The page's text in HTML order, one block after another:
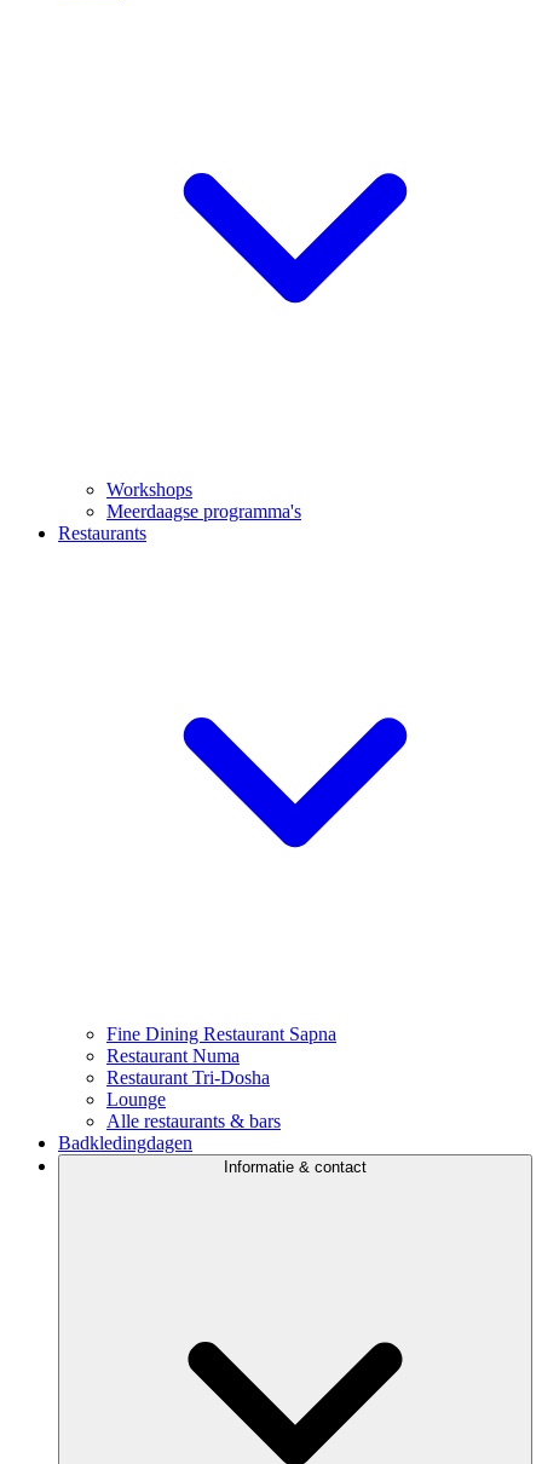
Workshops
Meerdaagse programma's
Restaurants
Fine Dining Restaurant Sapna
Restaurant Numa
Restaurant Tri-Dosha
Lounge
Alle restaurants & bars
Badkledingdagen
Informatie & contact